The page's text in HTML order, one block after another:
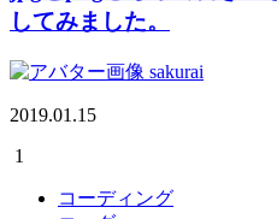
してみました。
sakurai
2019.01.15
1
コーディング